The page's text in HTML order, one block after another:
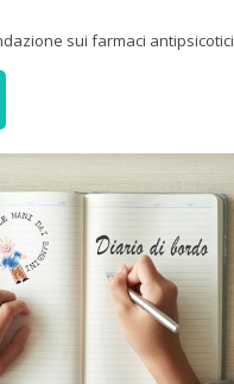
sui farmaci antipsicotici